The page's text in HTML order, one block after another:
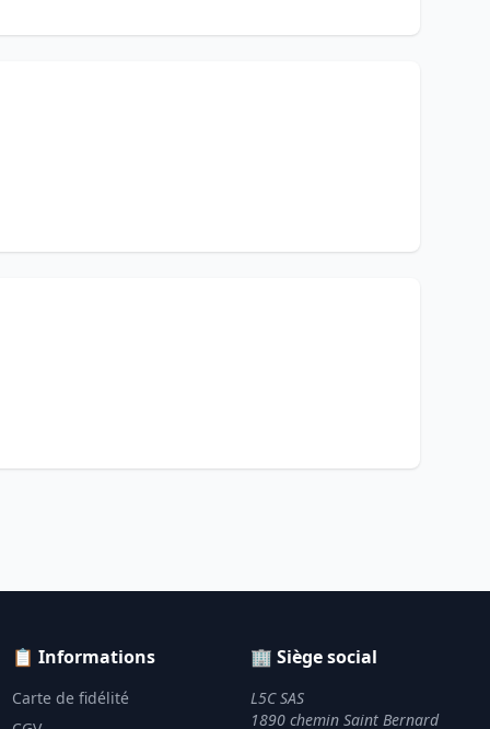
📋 Informations
Carte de fidélité
🏢 Siège social
L5C SAS
1890 chemin Saint Bernard